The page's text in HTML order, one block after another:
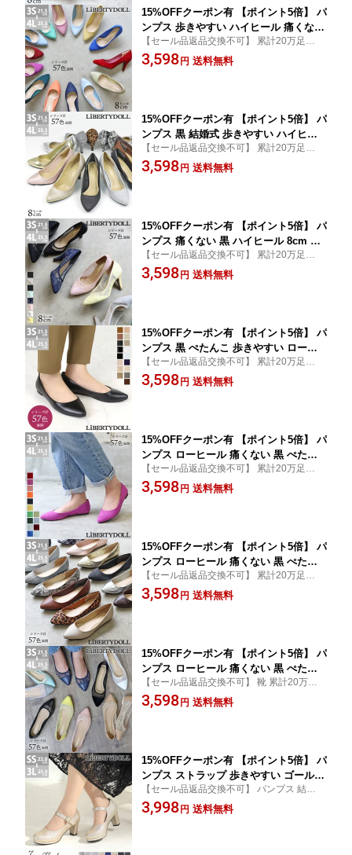
15%OFFクーポン有 【ポイント5倍】 パ
ンプス 歩きやすい ハイヒール 痛くない
8cmヒール ポインテッドトゥ 2E 走れる
かかとクッション スエード レディース
【セール品返品交換不可】 累計20万足突
破！ 走れるパンプスシリーズ 8センチヒー
ル EE シンプル イエロー ブルー 推し カラ
3,598 円 送料無料
15%OFFクーポン有 【ポイント5倍】 パ
ンプス 黒 結婚式 歩きやすい ハイヒー
ル 痛くない 8cmヒール ポインテッドト
ゥ 2E 走れる かかとクッション ラメ グ
【セール品返品交換不可】 累計20万足突
破！ 走れるパンプスシリーズ 8センチヒー
ル EE サテン レオパード ヒョウ柄 クロコ
3,598 円 送料無料
15%OFFクーポン有 【ポイント5倍】 パ
ンプス 痛くない 黒 ハイヒール 8cm ポ
インテッドトゥ 透け感 脱げない チュー
ル レース ブラック グレー ドット 走れ
【セール品返品交換不可】 累計20万足突
破！ 走れるパンプスシリーズ 低反発インソ
ール 柔らかい ピンク リバティドール 結婚
3,598 円 送料無料
15%OFFクーポン有 【ポイント5倍】 パ
ンプス 黒 ぺたんこ 歩きやすい ローヒ
ール ポインテッドトゥ スエード 走れる
脱げない かかとクッション 2E レディー
【セール品返品交換不可】 累計20万足突
破！ 走れるパンプスシリーズ 柔らかい 低
反発インソール 脱げない EE 大きいサイズ
3,598 円 送料無料
15%OFFクーポン有 【ポイント5倍】 パ
ンプス ローヒール 痛くない 黒 ぺたん
こ 1cmヒール 低反発インソール ポイン
テッドトゥ 脱げない かかとパッド スエ
【セール品返品交換不可】 累計20万足突
破！ 走れるパンプスシリーズ 脱げない か
かとパッド 柔らかい ピンク グリーン ブル
3,598 円 送料無料
15%OFFクーポン有 【ポイント5倍】 パ
ンプス ローヒール 痛くない 黒 ぺたん
こ 1cmヒール ポインテッドトゥ 通勤
キラキラ ブラック シルバー 結婚式 21.5
【セール品返品交換不可】 累計20万足突
破！ 走れるパンプスシリーズ 1センチヒー
ル 柔らかい 低反発インソール かかとパッ
3,598 円 送料無料
15%OFFクーポン有 【ポイント5倍】 パ
ンプス ローヒール 痛くない 黒 ぺたん
こ 結婚式 1cmヒール ポインテッドトゥ
脱げない 透け感 チュール レース ブラ
【セール品返品交換不可】 靴 累計20万足突
破！ 走れるパンプスシリーズ ヒールなし 1
センチヒール 柔らかい 低反発インソール
3,598 円 送料無料
15%OFFクーポン有 【ポイント5倍】 パ
ンプス ストラップ 歩きやすい ゴールド
キラキラ チュール グリッター 結婚式
痛くない チャンキーヒール ハイヒール
【セール品返品交換不可】 パンプス 結婚式
シルバー レディース 太めヒール ストラッ
プシューズ ストラップ付き ブラック ベー
3,998 円 送料無料